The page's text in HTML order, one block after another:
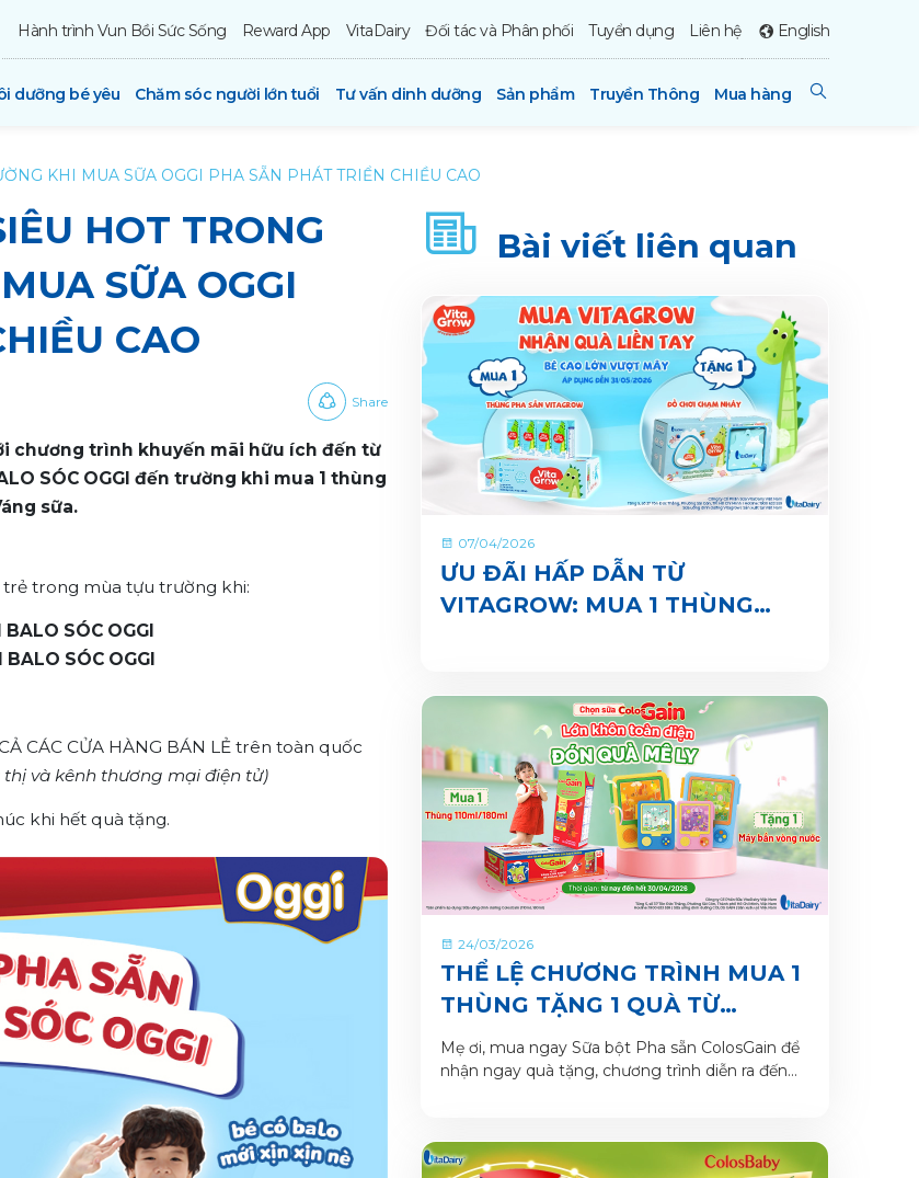
Hành trình Vun Bồi Sức Sống Reward App VitaDairy Đối tác và Phân phối Tuyển dụng Liên hệ English
dưỡng bé yêu Chăm sóc người lớn tuổi Tư vấn dinh dưỡng Sản phẩm Truyền Thông Mua hàng
KHI MUA SỮA OGGI PHA SẴN PHÁT TRIỂN CHIỀU CAO
HOT TRONG
SỮA OGGI
CAO
Share
chương trình khuyến mãi hữu ích đến từ
SÓC OGGI đến trường khi mua 1 thùng
sữa.
trẻ trong mùa tựu trường khi:
SÓC OGGI
SÓC OGGI
CÁC CỬA HÀNG BÁN LẺ trên toàn quốc
và kênh thương mại điện tử)
khi hết quà tặng.
Bài viết liên quan
07/04/2026
ƯU ĐÃI HẤP DẪN TỪ
VITAGROW: MUA 1 THÙNG
24/03/2026
THỂ LỆ CHƯƠNG TRÌNH MUA 1
THÙNG TẶNG 1 QUÀ TỪ
COLOSGAIN
Mẹ ơi, mua ngay Sữa bột Pha sẵn ColosGain để
nhận ngay quà tặng, chương trình diễn ra đến